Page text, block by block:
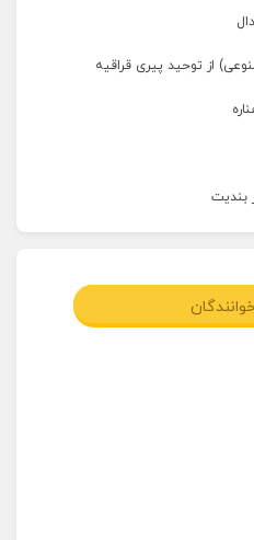
از توحید پیری قراقیه
بندیت